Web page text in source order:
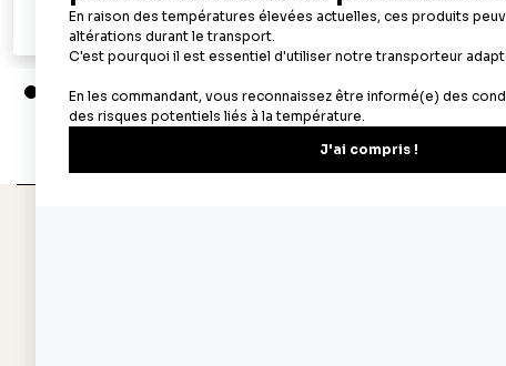
Ajouter au panier
Aperçu rapide